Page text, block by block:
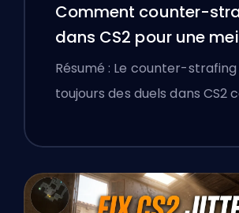
Comment counter-
dans CS2 pour une
précision
Résumé : Le counter-
toujours des duels dans CS2